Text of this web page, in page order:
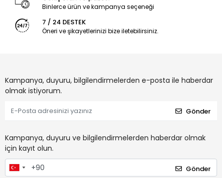
Binlerce ürün ve kampanya seçeneği
7 / 24 DESTEK
Öneri ve şikayetlerinizi bize iletebilirsiniz.
Kampanya, duyuru, bilgilendirmelerden e-posta ile haberdar
olmak istiyorum.
Gönder
Kampanya, duyuru ve bilgilendirmelerden haberdar olmak
için kayıt olun.
Gönder